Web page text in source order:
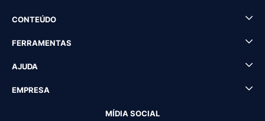
CONTEÚDO
FERRAMENTAS
AJUDA
EMPRESA
MÍDIA SOCIAL